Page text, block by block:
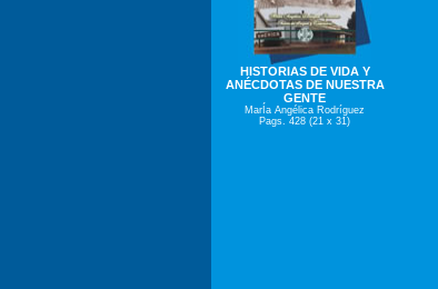
HISTORIAS DE VIDA Y
ANÉCDOTAS DE NUESTRA
GENTE
MarÍa Angélica Rodríguez
Pags. 428 (21 x 31)